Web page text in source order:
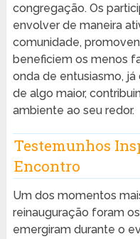
congregação. Os
envolver de maneira
comunidade,
beneficiem os menos
onda de entusiasmo,
de algo maior,
ambiente ao seu redor.
Testemunhos
Encontro
Um dos momentos
reinauguração foram
emergiram durante o